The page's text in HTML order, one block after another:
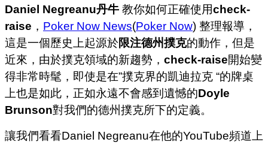
Daniel Negreanu丹牛 教你如何正確使用check-
raise ， Poker Now News(Poker Now) 整理報導，
這是一個歷史上起源於限注德州撲克的動作，但是
近來，由於撲克領域的新趨勢， check-raise開始變
得非常時髦，即使是在”撲克界的凱迪拉克 “的牌桌
上也是如此，正如永遠不會感到遺憾的Doyle
Brunson對我們的德州撲克所下的定義。
讓我們看看Daniel Negreanu在他的YouTube頻道上